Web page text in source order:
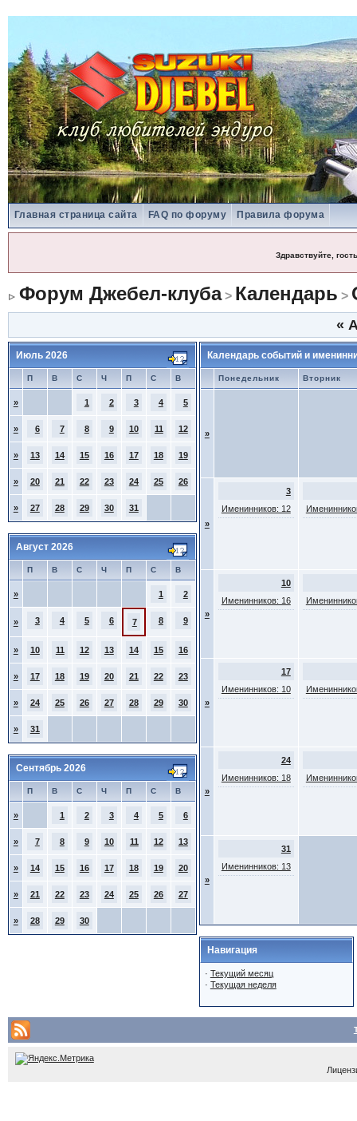
Главная страница сайта FAQ по форуму Правила форума
Здравствуйте, гость
Форум Джебел-клуба> Календарь >
«
Июль 2026
П В С Ч П С В
» 1 2 3 4 5
» 6 7 8 9 10 11 12
» 13 14 15 16 17 18 19
» 20 21 22 23 24 25 26
» 27 28 29 30 31
Август 2026
П В С Ч П С В
» 1 2
» 3 4 5 6 7 8 9
» 10 11 12 13 14 15 16
» 17 18 19 20 21 22 23
» 24 25 26 27 28 29 30
» 31
Сентябрь 2026
П В С Ч П С В
» 1 2 3 4 5 6
» 7 8 9 10 11 12 13
» 14 15 16 17 18 19 20
» 21 22 23 24 25 26 27
» 28 29 30
Календарь событий и
Понедельник Вторник
»
»
3
Именинников: 12
»
10
Именинников: 16
»
17
Именинников: 10
»
24
Именинников: 18
»
31
Именинников: 13
Навигация
· Текущий месяц
· Текущая неделя